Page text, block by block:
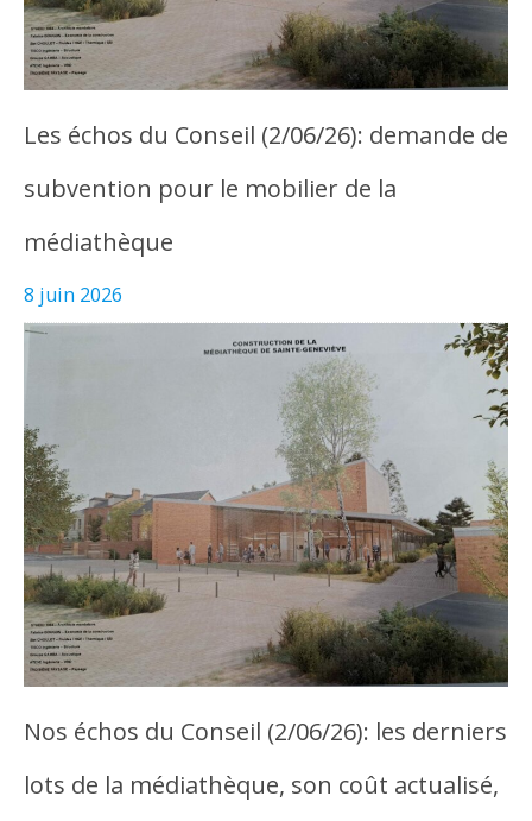
Les échos du Conseil (2/06/26): demande de
subvention pour le mobilier de la
médiathèque
8 juin 2026
Nos échos du Conseil (2/06/26): les derniers
lots de la médiathèque, son coût actualisé,